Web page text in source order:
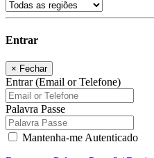
Entrar
× Fechar
Entrar (Email or Telefone)
Palavra Passe
Mantenha-me Autenticado